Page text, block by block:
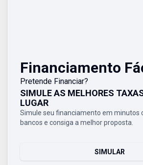
Financiamento
Pretende Financiar?
SIMULE AS MELHORES
LUGAR
Simule seu financiamento em minutos
bancos e consiga a melhor proposta.
SIMULAR